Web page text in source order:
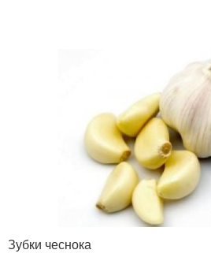
Зубки чеснока